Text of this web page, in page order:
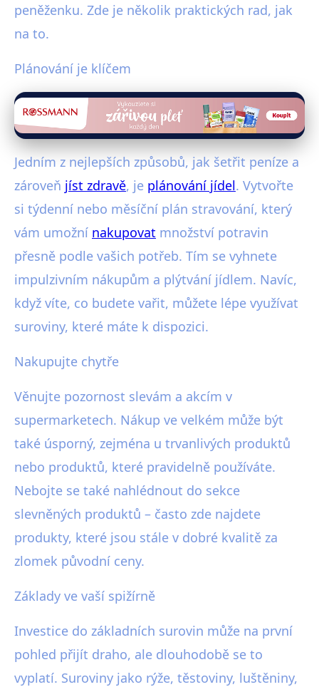
peněženku. Zde je několik praktických rad, jak
na to.
Plánování je klíčem
Jedním z nejlepších způsobů, jak šetřit peníze a
zároveň jíst zdravě, je plánování jídel. Vytvořte
si týdenní nebo měsíční plán stravování, který
vám umožní nakupovat množství potravin
přesně podle vašich potřeb. Tím se vyhnete
impulzivním nákupům a plýtvání jídlem. Navíc,
když víte, co budete vařit, můžete lépe využívat
suroviny, které máte k dispozici.
Nakupujte chytře
Věnujte pozornost slevám a akcím v
supermarketech. Nákup ve velkém může být
také úsporný, zejména u trvanlivých produktů
nebo produktů, které pravidelně používáte.
Nebojte se také nahlédnout do sekce
slevněných produktů – často zde najdete
produkty, které jsou stále v dobré kvalitě za
zlomek původní ceny.
Základy ve vaší spižírně
Investice do základních surovin může na první
pohled přijít draho, ale dlouhodobě se to
vyplatí. Suroviny jako rýže, těstoviny, luštěniny,